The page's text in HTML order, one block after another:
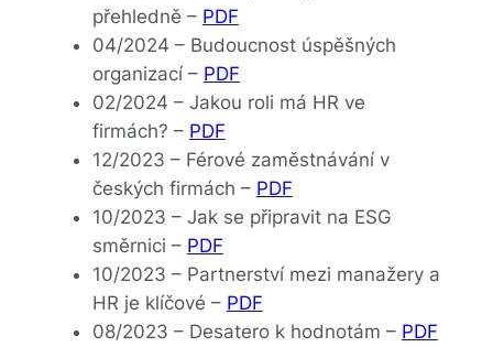
přehledně – PDF
04/2024 – Budoucnost úspěšných
organizací – PDF
02/2024 – Jakou roli má HR ve
firmách? – PDF
12/2023 – Férové zaměstnávání v
českých firmách – PDF
10/2023 – Jak se připravit na ESG
směrnici – PDF
10/2023 – Partnerství mezi manažery a
HR je klíčové – PDF
08/2023 – Desatero k hodnotám – PDF